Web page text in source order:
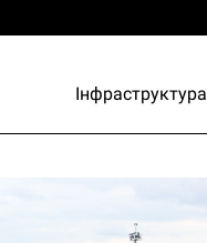
Інфраструктура